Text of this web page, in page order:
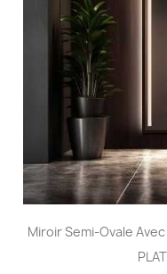
Miroir Semi-Ovale